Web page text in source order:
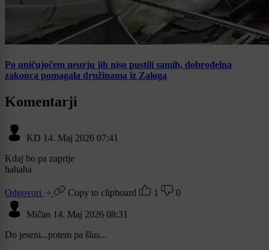
Po uničujočem neurju jih niso pustili samih, dobrodelna
zakonca pomagala družinama iz Zaloga
Komentarji
KD 14. Maj 2026 07:41
Kdaj bo pa zaprtje
hahaha
Odgovori Copy to clipboard 1 0
Mičan 14. Maj 2026 08:31
Do jeseni...potem pa šlus...